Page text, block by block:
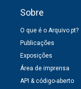
Sobre
O que é o Arquivo.pt?
Publicações
Exposições
Área de imprensa
API & código-aberto